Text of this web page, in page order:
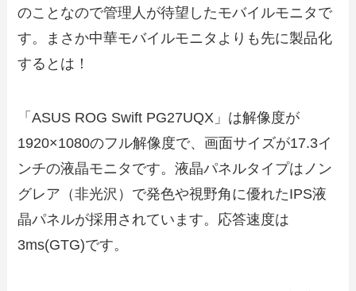
のことなので管理人が待望したモバイルモニタで
す。まさか中華モバイルモニタよりも先に製品化
するとは！
「ASUS ROG Swift PG27UQX」は解像度が
1920×1080のフル解像度で、画面サイズが17.3イ
ンチの液晶モニタです。液晶パネルタイプはノン
グレア（非光沢）で発色や視野角に優れたIPS液
晶パネルが採用されています。応答速度は
3ms(GTG)です。